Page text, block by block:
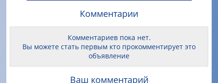
Комментарии
Комментариев пока нет.
Вы можете стать первым кто прокомментирует это
объявление
Ваш комментарий